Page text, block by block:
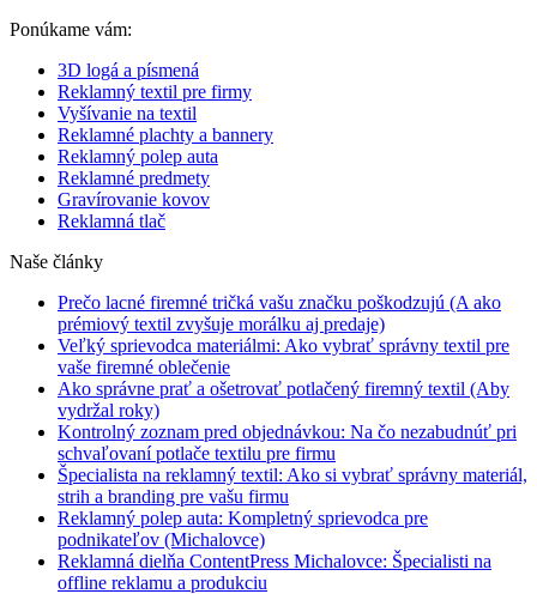
Ponúkame vám:
3D logá a písmená
Reklamný textil pre firmy
Vyšívanie na textil
Reklamné plachty a bannery
Reklamný polep auta
Reklamné predmety
Gravírovanie kovov
Reklamná tlač
Naše články
Prečo lacné firemné tričká vašu značku poškodzujú (A ako
prémiový textil zvyšuje morálku aj predaje)
Veľký sprievodca materiálmi: Ako vybrať správny textil pre
vaše firemné oblečenie
Ako správne prať a ošetrovať potlačený firemný textil (Aby
vydržal roky)
Kontrolný zoznam pred objednávkou: Na čo nezabudnúť pri
schvaľovaní potlače textilu pre firmu
Špecialista na reklamný textil: Ako si vybrať správny materiál,
strih a branding pre vašu firmu
Reklamný polep auta: Kompletný sprievodca pre
podnikateľov (Michalovce)
Reklamná dielňa ContentPress Michalovce: Špecialisti na
offline reklamu a produkciu